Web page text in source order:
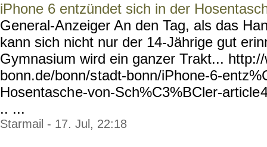
iPhone 6 entzündet sich in der
General-Anzeiger An den Tag, als das
kann sich nicht nur der 14-Jährige gut
Gymnasium wird ein ganzer Trakt...
bonn.de/bonn/stadt-bonn/iPhone-6-
Hosentasche-von-Sch%C3%BCler-article
.. ...
Starmail - 17. Jul, 22:18